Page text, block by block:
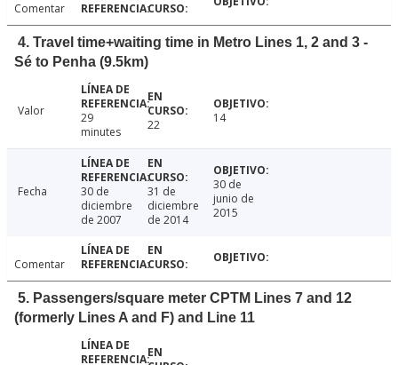
Comentar
4. Travel time+waiting time in Metro Lines 1, 2 and 3 -
Sé to Penha (9.5km)
Valor
29
minutes
22 14
Fecha
30 de
diciembre
de 2007
31 de
diciembre
de 2014
30 de
junio de
2015
Comentar
5. Passengers/square meter CPTM Lines 7 and 12
(formerly Lines A and F) and Line 11